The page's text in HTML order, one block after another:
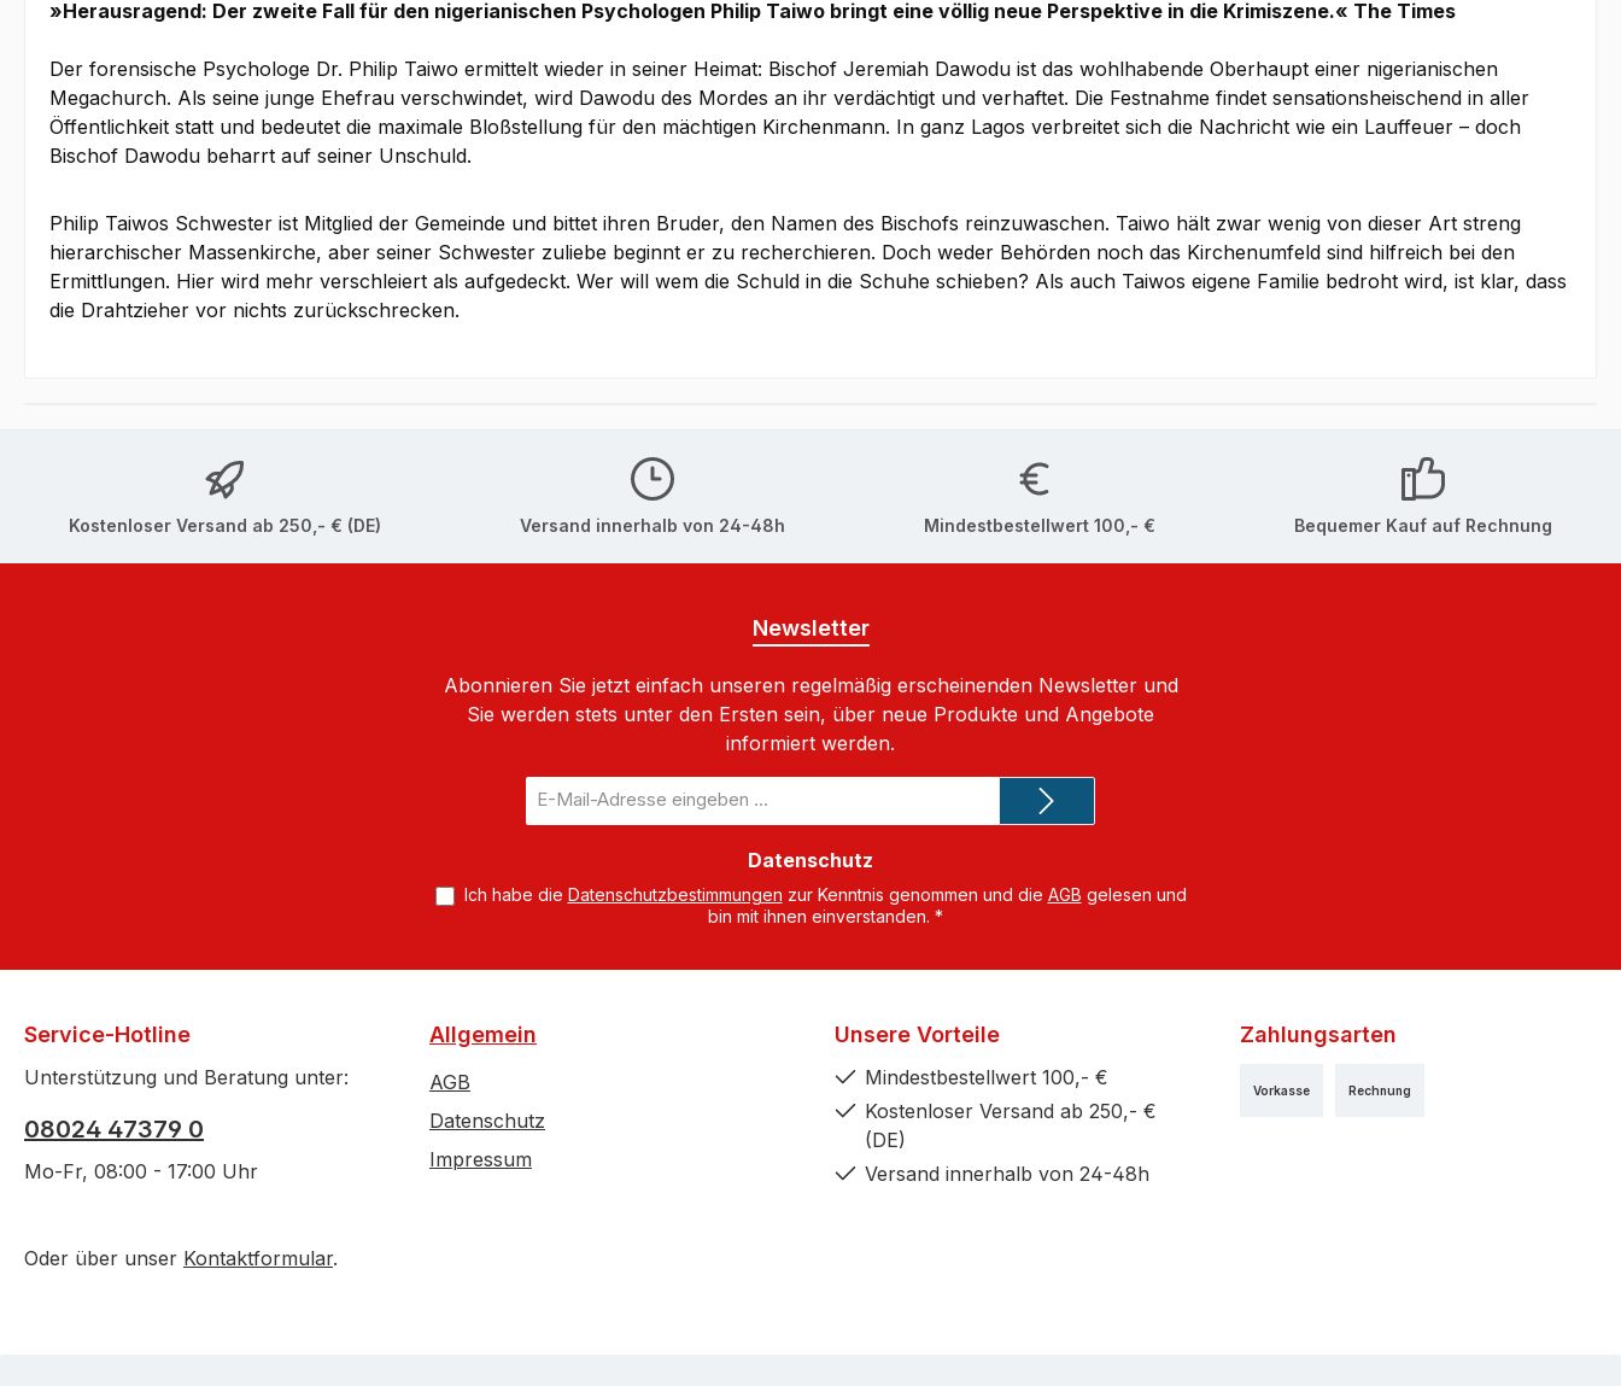
»Herausragend: Der zweite Fall für den nigerianischen Psychologen Philip Taiwo bringt eine völlig neue Perspektive in die Krimiszene.« The Times
Der forensische Psychologe Dr. Philip Taiwo ermittelt wieder in seiner Heimat: Bischof Jeremiah Dawodu ist das wohlhabende Oberhaupt einer nigerianischen
Megachurch. Als seine junge Ehefrau verschwindet, wird Dawodu des Mordes an ihr verdächtigt und verhaftet. Die Festnahme findet sensationsheischend in aller
Öffentlichkeit statt und bedeutet die maximale Bloßstellung für den mächtigen Kirchenmann. In ganz Lagos verbreitet sich die Nachricht wie ein Lauffeuer – doch
Bischof Dawodu beharrt auf seiner Unschuld.
Philip Taiwos Schwester ist Mitglied der Gemeinde und bittet ihren Bruder, den Namen des Bischofs reinzuwaschen. Taiwo hält zwar wenig von dieser Art streng
hierarchischer Massenkirche, aber seiner Schwester zuliebe beginnt er zu recherchieren. Doch weder Behörden noch das Kirchenumfeld sind hilfreich bei den
Ermittlungen. Hier wird mehr verschleiert als aufgedeckt. Wer will wem die Schuld in die Schuhe schieben? Als auch Taiwos eigene Familie bedroht wird, ist klar, dass
die Drahtzieher vor nichts zurückschrecken.
Kostenloser Versand ab 250,- € (DE) Versand innerhalb von 24-48h Mindestbestellwert 100,- € Bequemer Kauf auf Rechnung
Newsletter
Abonnieren Sie jetzt einfach unseren regelmäßig erscheinenden Newsletter und
Sie werden stets unter den Ersten sein, über neue Produkte und Angebote
informiert werden.
Mail-
Adresse
Datenschutz
Ich habe die Datenschutzbestimmungen zur Kenntnis genommen und die AGB gelesen und
bin mit ihnen einverstanden. *
Service-Hotline
Unterstützung und Beratung unter:
08024 47379 0
Mo-Fr, 08:00 - 17:00 Uhr
Oder über unser Kontaktformular.
Allgemein
AGB
Datenschutz
Impressum
Unsere Vorteile
Mindestbestellwert 100,- €
Kostenloser Versand ab 250,- €
(DE)
Versand innerhalb von 24-48h
Zahlungsarten
Rechnung
Vorkasse